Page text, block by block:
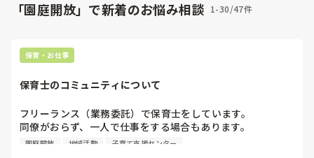
職の時期の都合でフルでボーナスがもらえな
りかなり下がってしまうのが心配です。
給与が下がってまでここを選んだのは
借り上げが使える
フルタイムシフトに変更するとボーナスが前
職より上がる
車通勤が出来る
子育て支援センター中心で勤務出来る
と前の事まで
たら困らない
「園庭開放」で新着のお悩み相談 1-30/47件
保育・お仕事
保育士のコミュニティについて
フリーランス（業務委託）で保育士をしています。
同僚がおらず、一人で仕事をする場合もあります。
園庭開放 地域活動 子育て支援センター